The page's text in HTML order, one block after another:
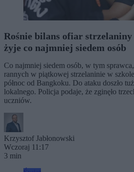
Rośnie bilans ofiar
żyje co najmniej siedem osób
Co najmniej siedem osób, w tym sprawca,
rannych w piątkowej strzelaninie w
północ od Bangkoku. Do ataku doszło
lokalnego. Policja podaje, że zginęło
uczniów.
Krzysztof Jabłonowski
Wczoraj 11:17
3 min